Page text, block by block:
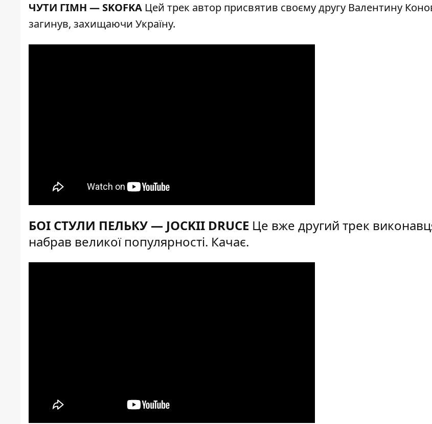
ЧУТИ ГІМН — SKOFKA Цей трек автор присвятив своєму другу Валентину
загинув, захищаючи Україну.
БОІ СТУЛИ ПЕЛЬКУ — JOCKII DRUCE Це вже другий трек
набрав великої популярності. Качає.